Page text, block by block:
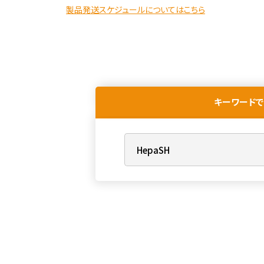
製品発送スケジュールについてはこちら
キーワード